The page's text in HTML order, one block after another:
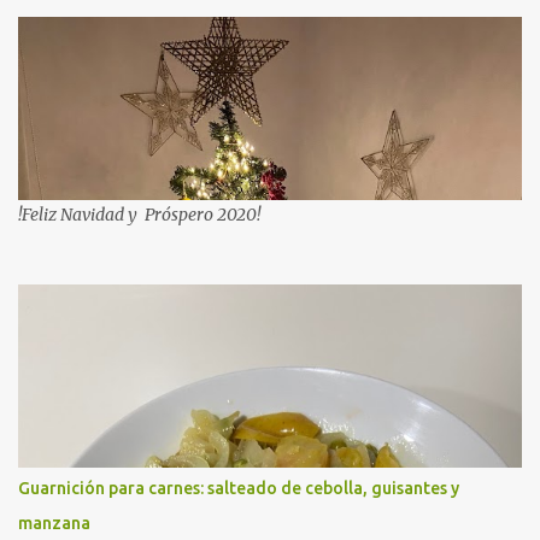
!Feliz Navidad y Próspero 2020!
Guarnición para carnes: salteado de cebolla, guisantes y
manzana